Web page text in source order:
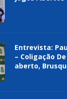
Entrevista:
– Coligação
aberto,